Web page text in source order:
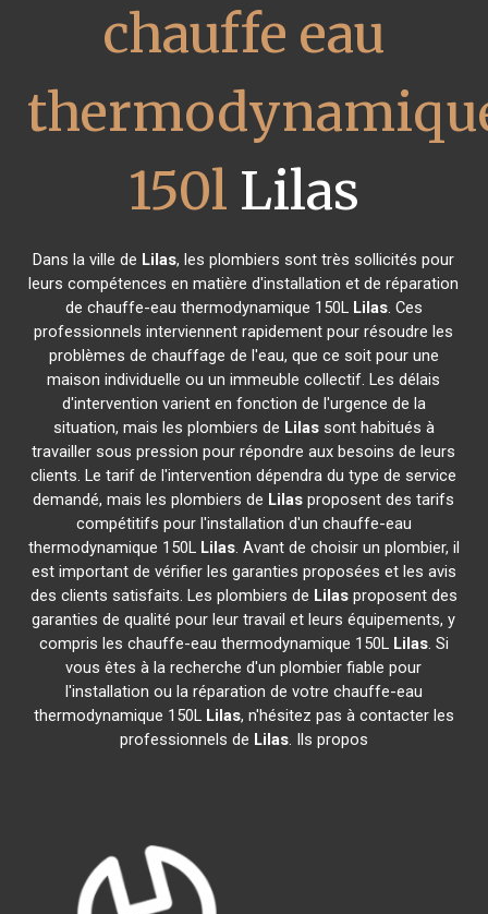
chauffe eau
150l Lilas
Dans la ville de Lilas, les plombiers sont très sollicités pour
leurs compétences en matière d'installation et de réparation
de chauffe-eau thermodynamique 150L Lilas. Ces
professionnels interviennent rapidement pour résoudre les
problèmes de chauffage de l'eau, que ce soit pour une
maison individuelle ou un immeuble collectif. Les délais
d'intervention varient en fonction de l'urgence de la
situation, mais les plombiers de Lilassont habitués à
travailler sous pression pour répondre aux besoins de leurs
clients. Le tarif de l'intervention dépendra du type de service
demandé, mais les plombiers de Lilas proposent des tarifs
compétitifs pour l'installation d'un chauffe-eau
thermodynamique 150L Lilas. Avant de choisir un plombier, il
est important de vérifier les garanties proposées et les avis
des clients satisfaits. Les plombiers de Lilasproposent des
garanties de qualité pour leur travail et leurs équipements, y
compris les chauffe-eau thermodynamique 150L Lilas. Si
vous êtes à la recherche d'un plombier fiable pour
l'installation ou la réparation de votre chauffe-eau
thermodynamique 150L Lilas, n'hésitez pas à contacter les
professionnels de Lilas. Ils propos